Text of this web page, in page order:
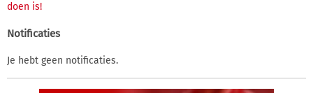
doen is!
Notificaties
Je hebt geen notificaties.